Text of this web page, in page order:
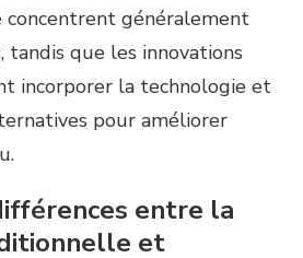
généralement
tandis que les innovations
incorporer la technologie et
pour améliorer
entre la
et